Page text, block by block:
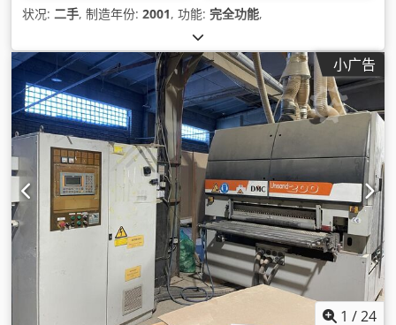
状况: 二手, 制造年份: 2001, 功能: 完全功能,
小广告
1 /24